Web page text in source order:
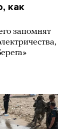
как
запомнят